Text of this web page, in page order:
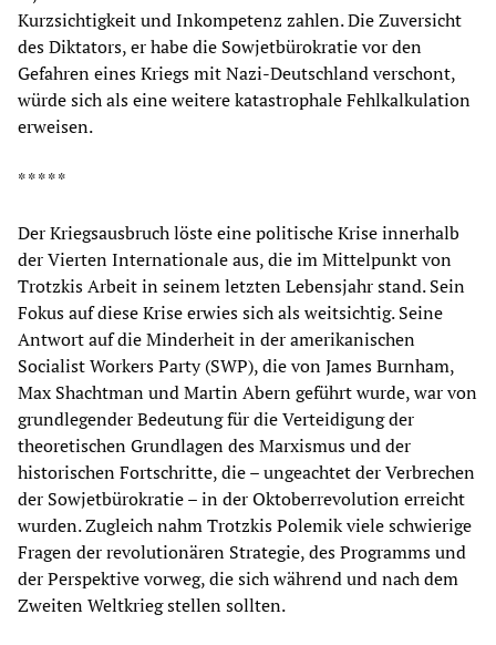
Kurzsichtigkeit und Inkompetenz zahlen. Die Zuversicht
des Diktators, er habe die Sowjetbürokratie vor den
Gefahren eines Kriegs mit Nazi-Deutschland verschont,
würde sich als eine weitere katastrophale Fehlkalkulation
erweisen.
* * * * *
Der Kriegsausbruch löste eine politische Krise innerhalb
der Vierten Internationale aus, die im Mittelpunkt von
Trotzkis Arbeit in seinem letzten Lebensjahr stand. Sein
Fokus auf diese Krise erwies sich als weitsichtig. Seine
Antwort auf die Minderheit in der amerikanischen
Socialist Workers Party (SWP), die von James Burnham,
Max Shachtman und Martin Abern geführt wurde, war von
grundlegender Bedeutung für die Verteidigung der
theoretischen Grundlagen des Marxismus und der
historischen Fortschritte, die – ungeachtet der Verbrechen
der Sowjetbürokratie – in der Oktoberrevolution erreicht
wurden. Zugleich nahm Trotzkis Polemik viele schwierige
Fragen der revolutionären Strategie, des Programms und
der Perspektive vorweg, die sich während und nach dem
Zweiten Weltkrieg stellen sollten.